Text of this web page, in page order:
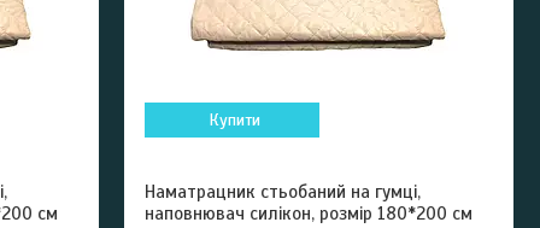
см
Купити
Наматрацник стьобаний на гумці,
наповнювач силікон, розмір 180*200 см